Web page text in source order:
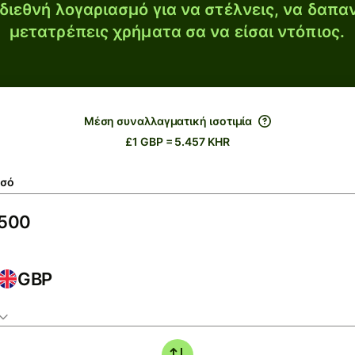
λογαριασμό για να στέλνεις, να
μετατρέπεις χρήματα σα να είσαι ντόπιος.
Μέση συναλλαγματική ισοτιμία
£1 GBP = 5.457 KHR
GBP